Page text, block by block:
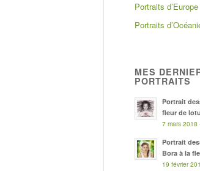
Portraits d’Europe
Portraits
MES
PORTRAITS
Portrait
fleur de
7 mars 2018
Portrait
Bora à la
19 février